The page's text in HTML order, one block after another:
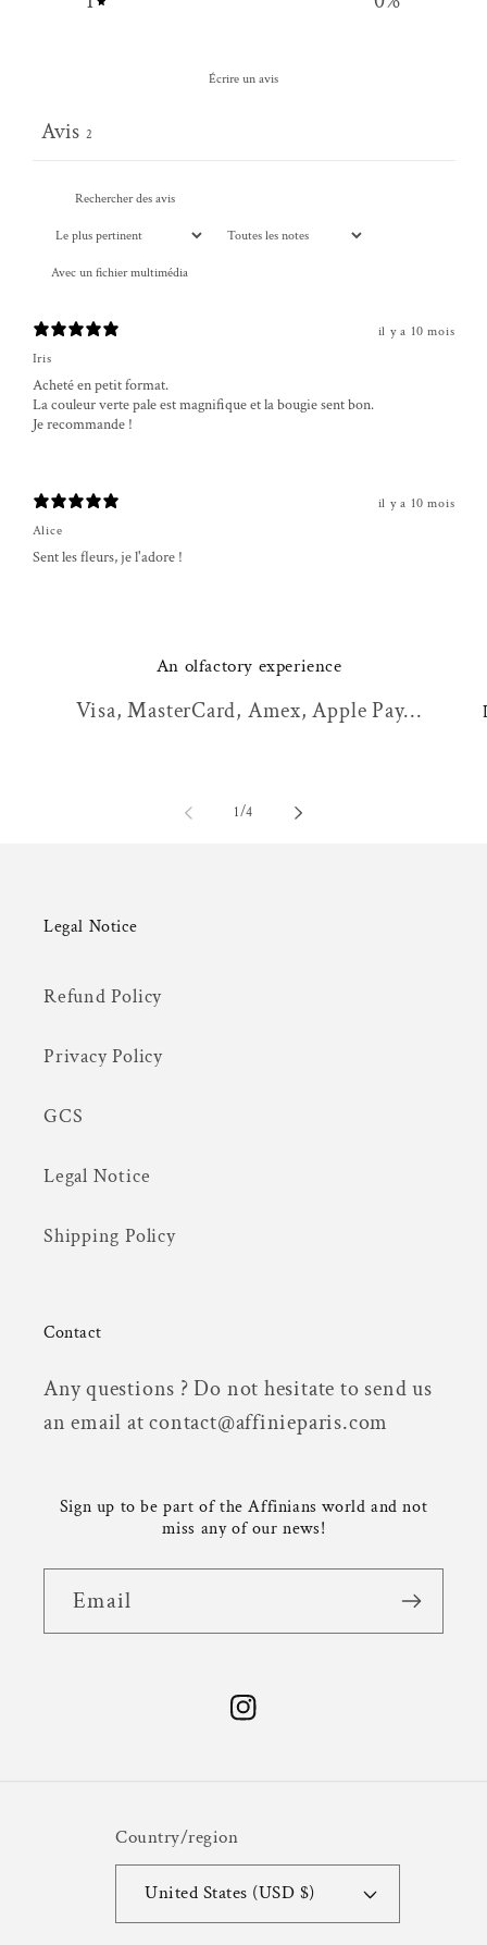
Écrire un avis
Avis 2
Avec un fichier multimédia
il y a 10 mois
Iris
Acheté en petit format.
La couleur verte pale est magnifique et la bougie sent bon.
Je recommande !
il y a 10 mois
Alice
Sent les fleurs, je l'adore !
An olfactory experience
Visa, MasterCard, Amex, Apple Pay...
1/of
4
Legal Notice
Refund Policy
Privacy Policy
GCS
Legal Notice
Shipping Policy
Contact
Any questions ? Do not hesitate to send us
an email at contact@affinieparis.com
Sign up to be part of the Affinians world and not
miss any of our news!
Email
Instagram
Country/region
United States (USD $)